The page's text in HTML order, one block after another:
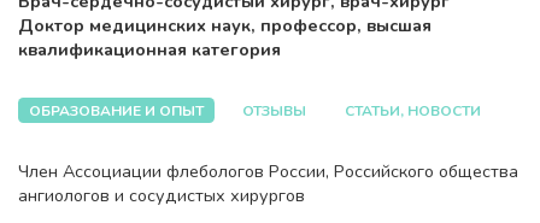
Доктор медицинских наук, профессор, высшая
квалификационная категория
ОБРАЗОВАНИЕ И ОПЫТ ОТЗЫВЫ СТАТЬИ, НОВОСТИ
Член Ассоциации флебологов России, Российского общества
ангиологов и сосудистых хирургов